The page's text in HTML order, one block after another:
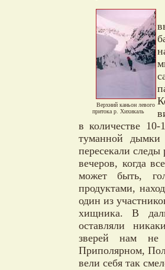
Верхний каньон левого
притока р. Хихикаль
в количестве
туманной дымки
пересекали
вечеров, когда
может быть,
продуктами,
один из
хищника. В
оставляли
зверей нам не
Приполярном,
вели себя так